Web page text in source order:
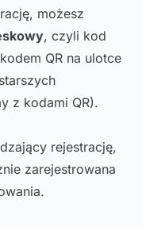
możesz
, czyli kod
QR na ulotce
z kodami QR).
rejestrację,
zarejestrowana